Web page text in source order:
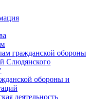
гражданской обороны
Слюдянского
обороны и
деятельность